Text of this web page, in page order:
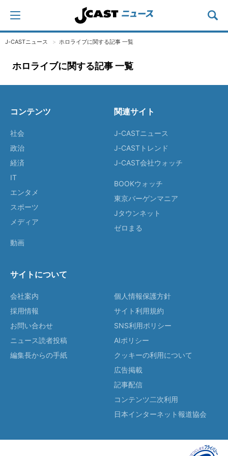
J-CASTニュース ホロライブに関する記事 一覧
ホロライブに関する記事 一覧
コンテンツ
社会
政治
経済
IT
エンタメ
スポーツ
メディア
動画
関連サイト
J-CASTニュース
J-CASTトレンド
J-CAST会社ウォッチ
BOOKウォッチ
東京バーゲンマニア
Jタウンネット
ゼロまる
サイトについて
会社案内
採用情報
お問い合わせ
ニュース読者投稿
編集長からの手紙
個人情報保護方針
サイト利用規約
SNS利用ポリシー
AIポリシー
クッキーの利用について
広告掲載
記事配信
コンテンツ二次利用
日本インターネット報道協会